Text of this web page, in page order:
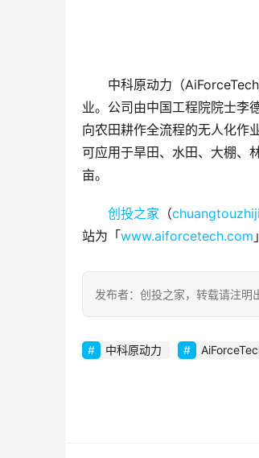
中科原动力（
业。公司由中国工程院院士李
向农田耕作全流程的无人化作
可应用于旱田、水田、大棚、
亩。
创投之家 （
站为「www.aiforcetech.com
发布者：创投之家，转载请注明
中科原动力